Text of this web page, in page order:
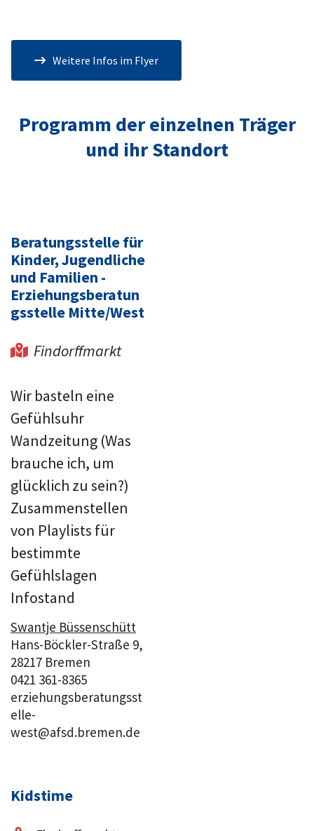
Weitere Infos im Flyer
Programm der einzelnen Träger
und ihr Standort
Beratungsstelle für
Kinder, Jugendliche
und Familien -
Erziehungsberatun
gsstelle Mitte/West
 Findorffmarkt
Wir basteln eine
Gefühlsuhr
Wandzeitung (Was
brauche ich, um
glücklich zu sein?)
Zusammenstellen
von Playlists für
bestimmte
Gefühlslagen
Infostand
Swantje Büssenschütt
Hans-Böckler-Straße 9,
28217 Bremen
0421 361-8365
erziehungsberatungsst
elle-
west@afsd.bremen.de
Kidstime